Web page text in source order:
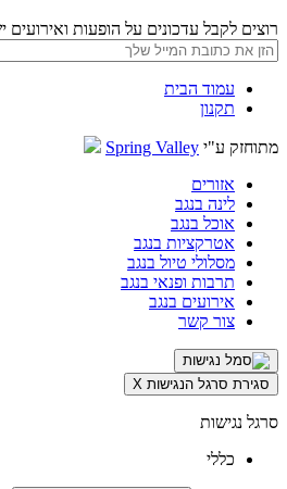
רוצים לקבל עדכונים על הופעות
עמוד הבית
תקנון
מתוחזק ע"י Spring Valley
אזורים
לינה בנגב
אוכל בנגב
אטרקציות בנגב
מסלולי טיול בנגב
תרבות ופנאי בנגב
אירועים בנגב
צור קשר
סגירת סרגל הנגישות X
סרגל נגישות
כללי